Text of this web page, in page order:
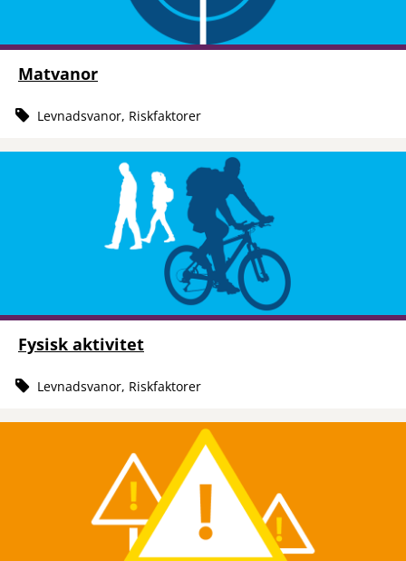
Matvanor
Levnadsvanor, Riskfaktorer
Fysisk aktivitet
Levnadsvanor, Riskfaktorer